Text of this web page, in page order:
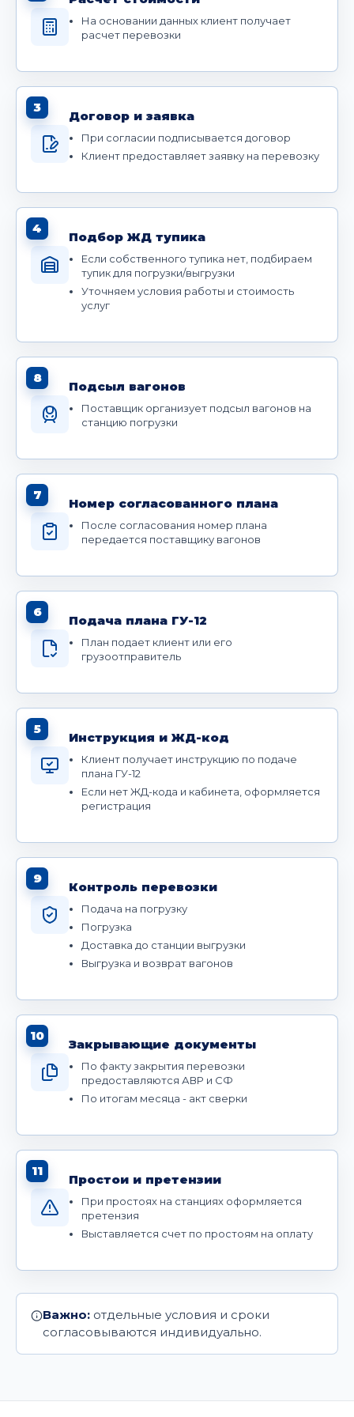
На основании данных клиент получает
расчет перевозки
3
Договор и заявка
При согласии подписывается договор
Клиент предоставляет заявку на перевозку
4
Подбор ЖД тупика
Если собственного тупика нет, подбираем
тупик для погрузки/выгрузки
Уточняем условия работы и стоимость
услуг
8
Подсыл вагонов
Поставщик организует подсыл вагонов на
станцию погрузки
7
Номер согласованного плана
После согласования номер плана
передается поставщику вагонов
6
Подача плана ГУ-12
План подает клиент или его
грузоотправитель
5
Инструкция и ЖД-код
Клиент получает инструкцию по подаче
плана ГУ-12
Если нет ЖД-кода и кабинета, оформляется
регистрация
9
Контроль перевозки
Подача на погрузку
Погрузка
Доставка до станции выгрузки
Выгрузка и возврат вагонов
10
Закрывающие документы
По факту закрытия перевозки
предоставляются АВР и СФ
По итогам месяца - акт сверки
11
Простои и претензии
При простоях на станциях оформляется
претензия
Выставляется счет по простоям на оплату
Важно: отдельные условия и сроки
согласовываются индивидуально.